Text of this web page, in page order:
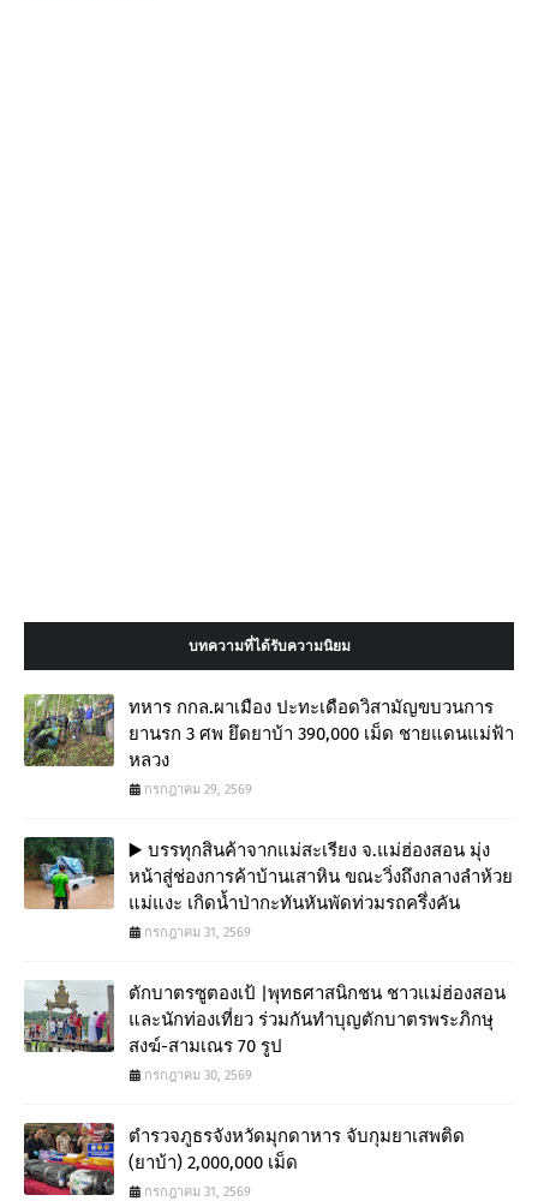
บทความที่ได้รับความนิยม
ทหาร กกล.ผาเมือง ปะทะเดือดวิสามัญขบวนการ
ยานรก 3 ศพ ยึดยาบ้า 390,000 เม็ด ชายแดนแม่ฟ้า
หลวง
กรกฎาคม 29, 2569
▶️ บรรทุกสินค้าจากแม่สะเรียง จ.แม่ฮ่องสอน มุ่ง
หน้าสู่ช่องการค้าบ้านเสาหิน ขณะวิ่งถึงกลางลำห้วย
แม่แงะ เกิดน้ำป่ากะทันหันพัดท่วมรถครึ่งคัน
กรกฎาคม 31, 2569
ตักบาตรซูตองเป้ |พุทธศาสนิกชน ชาวแม่ฮ่องสอน
และนักท่องเที่ยว ร่วมกันทำบุญตักบาตรพระภิกษุ
สงฆ์-สามเณร 70 รูป
กรกฎาคม 30, 2569
ตำรวจภูธรจังหวัดมุกดาหาร จับกุมยาเสพติด
(ยาบ้า) 2,000,000 เม็ด
กรกฎาคม 31, 2569